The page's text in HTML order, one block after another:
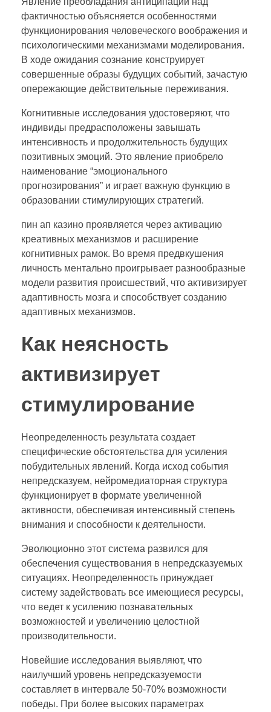
фактичностью объясняется особенностями
функционирования человеческого воображения и
психологическими механизмами моделирования.
В ходе ожидания сознание конструирует
совершенные образы будущих событий, зачастую
опережающие действительные переживания.
Когнитивные исследования удостоверяют, что
индивиды предрасположены завышать
интенсивность и продолжительность будущих
позитивных эмоций. Это явление приобрело
наименование “эмоционального
прогнозирования” и играет важную функцию в
образовании стимулирующих стратегий.
пин ап казино проявляется через активацию
креативных механизмов и расширение
когнитивных рамок. Во время предвкушения
личность ментально проигрывает разнообразные
модели развития происшествий, что активизирует
адаптивность мозга и способствует созданию
адаптивных механизмов.
Как неясность
активизирует
стимулирование
Неопределенность результата создает
специфические обстоятельства для усиления
побудительных явлений. Когда исход события
непредсказуем, нейромедиаторная структура
функционирует в формате увеличенной
активности, обеспечивая интенсивный степень
внимания и способности к деятельности.
Эволюционно этот система развился для
обеспечения существования в непредсказуемых
ситуациях. Неопределенность принуждает
систему задействовать все имеющиеся ресурсы,
что ведет к усилению познавательных
возможностей и увеличению целостной
производительности.
Новейшие исследования выявляют, что
наилучший уровень непредсказуемости
составляет в интервале 50-70% возможности
победы. При более высоких параметрах